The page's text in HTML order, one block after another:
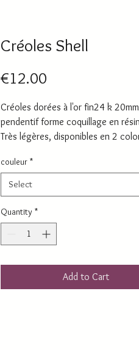
Créoles Shell
€12.00
Créoles dorées à l'or fin24 k
pendentif forme coquillage en
Très légères, disponibles en 2
couleur *
Select
Quantity *
Add to Cart